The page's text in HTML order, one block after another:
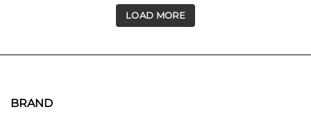
LOAD MORE
BRAND